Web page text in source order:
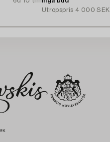
Utropspris 4 000 SEK